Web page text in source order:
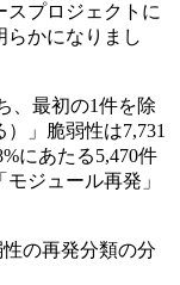
スプロジェクトに
らかになりまし
、最初の1件を除
」脆弱性は7,731
にあたる5,470件
ジュール再発」